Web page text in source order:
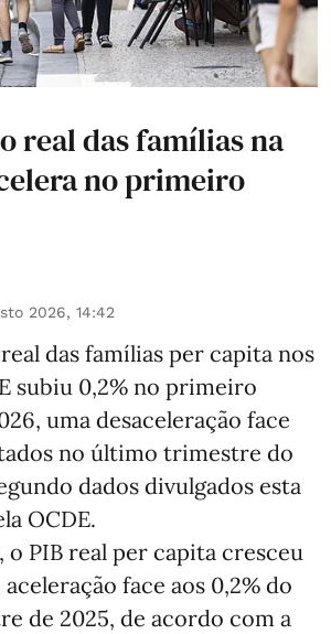
real das famílias na
no primeiro
2026, 14:42
das famílias per capita nos
subiu 0,2% no primeiro
uma desaceleração face
no último trimestre do
dados divulgados esta
OCDE.
PIB real per capita cresceu
aceleração face aos 0,2% do
de 2025, de acordo com a